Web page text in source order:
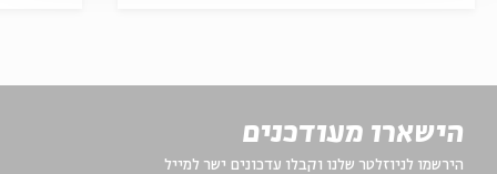
הישארו מעודכנים
הירשמו לניוזלטר שלנו וקבלו עדכונים ישר למייל